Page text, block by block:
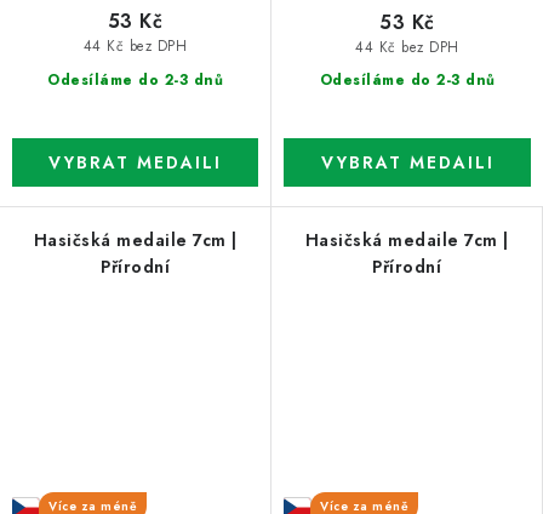
Odesíláme do 2-3 dnů
44 Kč bez DPH
53 Kč
Odesíláme do 2-3 dnů
44 Kč bez DPH
53 Kč
Hasičská medaile 7cm |
Přírodní
Více za méně
Hasičská medaile 7cm |
Přírodní
Více za méně